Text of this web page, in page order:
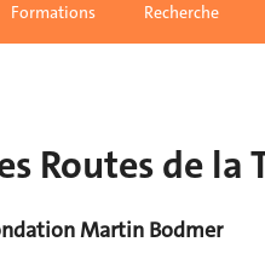
Formations Recherche
Routes de
Martin Bodmer